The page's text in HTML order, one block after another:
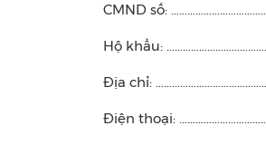
CMND số:
Hộ khẩu:
Địa chỉ:
Điện thoại: